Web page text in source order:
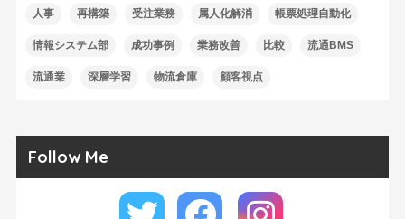
人事 再構築 受注業務 属人化解消 帳票処理自動化
情報システム部 成功事例 業務改善 比較 流通BMS
流通業 深層学習 物流倉庫 顧客視点
Follow Me